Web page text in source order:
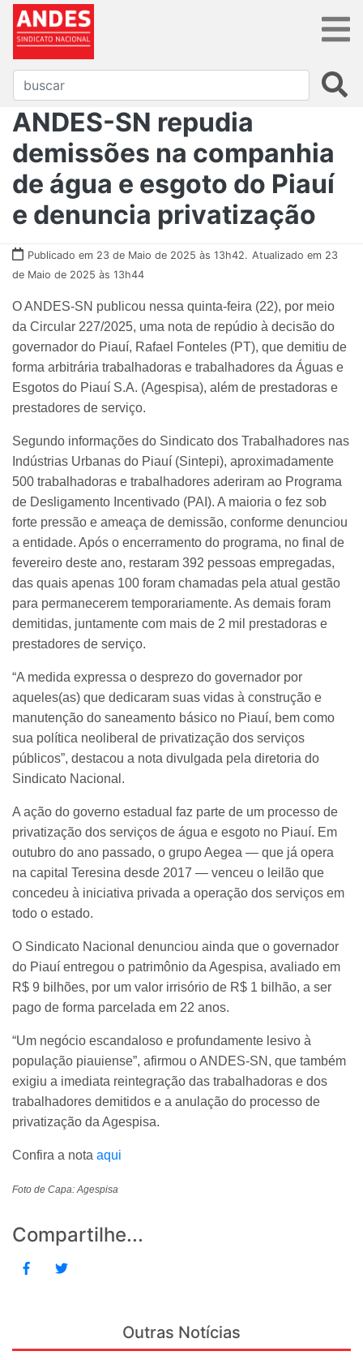
ANDES-SN repudia
demissões na companhia
de água e esgoto do Piauí
e denuncia privatização
Publicado em 23 de Maio de 2025 às 13h42. Atualizado em 23
de Maio de 2025 às 13h44
O ANDES-SN publicou nessa quinta-feira (22), por meio
da Circular 227/2025, uma nota de repúdio à decisão do
governador do Piauí, Rafael Fonteles (PT), que demitiu de
forma arbitrária trabalhadoras e trabalhadores da Águas e
Esgotos do Piauí S.A. (Agespisa), além de prestadoras e
prestadores de serviço.
Segundo informações do Sindicato dos Trabalhadores nas
Indústrias Urbanas do Piauí (Sintepi), aproximadamente
500 trabalhadoras e trabalhadores aderiram ao Programa
de Desligamento Incentivado (PAI). A maioria o fez sob
forte pressão e ameaça de demissão, conforme denunciou
a entidade. Após o encerramento do programa, no final de
fevereiro deste ano, restaram 392 pessoas empregadas,
das quais apenas 100 foram chamadas pela atual gestão
para permanecerem temporariamente. As demais foram
demitidas, juntamente com mais de 2 mil prestadoras e
prestadores de serviço.
“A medida expressa o desprezo do governador por
aqueles(as) que dedicaram suas vidas à construção e
manutenção do saneamento básico no Piauí, bem como
sua política neoliberal de privatização dos serviços
públicos”, destacou a nota divulgada pela diretoria do
Sindicato Nacional.
A ação do governo estadual faz parte de um processo de
privatização dos serviços de água e esgoto no Piauí. Em
outubro do ano passado, o grupo Aegea — que já opera
na capital Teresina desde 2017 — venceu o leilão que
concedeu à iniciativa privada a operação dos serviços em
todo o estado.
O Sindicato Nacional denunciou ainda que o governador
do Piauí entregou o patrimônio da Agespisa, avaliado em
R$ 9 bilhões, por um valor irrisório de R$ 1 bilhão, a ser
pago de forma parcelada em 22 anos.
“Um negócio escandaloso e profundamente lesivo à
população piauiense”, afirmou o ANDES-SN, que também
exigiu a imediata reintegração das trabalhadoras e dos
trabalhadores demitidos e a anulação do processo de
privatização da Agespisa.
Confira a nota aqui
Foto de Capa: Agespisa
Compartilhe...
Outras Notícias